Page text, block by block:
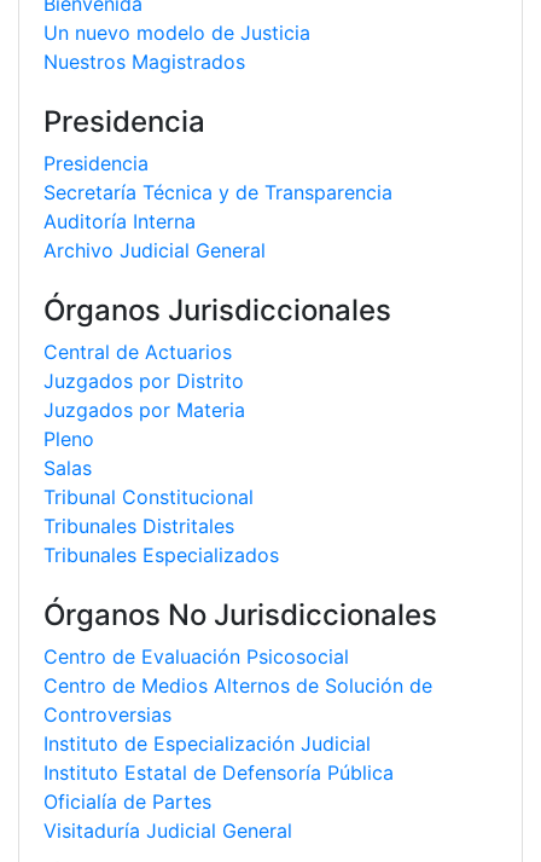
Un nuevo modelo de Justicia
Nuestros Magistrados
Presidencia
Presidencia
Secretaría Técnica y de Transparencia
Auditoría Interna
Archivo Judicial General
Órganos Jurisdiccionales
Central de Actuarios
Juzgados por Distrito
Juzgados por Materia
Pleno
Salas
Tribunal Constitucional
Tribunales Distritales
Tribunales Especializados
Órganos No Jurisdiccionales
Centro de Evaluación Psicosocial
Centro de Medios Alternos de Solución de
Controversias
Instituto de Especialización Judicial
Instituto Estatal de Defensoría Pública
Oficialía de Partes
Visitaduría Judicial General